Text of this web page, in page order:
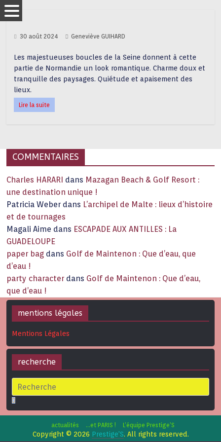
30 août 2024 Geneviève GUIHARD
Les majestueuses boucles de la Seine donnent à cette
partie de Normandie un look romantique. Charme doux et
tranquille des paysages. Quiétude et apaisement des
lieux.
Lire la suite
COMMENTAIRES
Charles HARARI dans Mazagan Beach & Golf Resort :
une destination unique !
Patricia Weber dans L’archipel de Malte : lieux d’histoire
et de tournages
Magali Aime dans ESCAPADE AUX ANTILLES : La
GUADELOUPE
paper bag dans Golf de Maintenon : Que d’eau, que
d’eau !
party character dans Golf de Maintenon : Que d’eau,
que d’eau !
mentions légales
Mentions Légales
recherche
actualités …et PARIS ! L’équipe Prestige’S
Copyright © 2026 Prestige'S. All rights reserved.